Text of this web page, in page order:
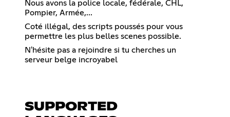
Nous avons la police locale, fédérale, CHL,
Pompier, Armée,...
Coté illégal, des scripts poussés pour vous
permettre les plus belles scenes possible.
N'hésite pas a rejoindre si tu cherches un
serveur belge incroyabel
SUPPORTED